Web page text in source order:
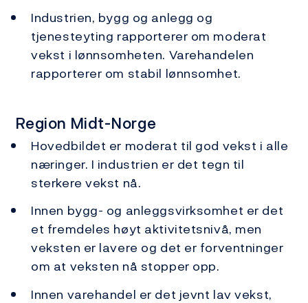
Industrien, bygg og anlegg og
tjenesteyting rapporterer om moderat
vekst i lønnsomheten. Varehandelen
rapporterer om stabil lønnsomhet.
Region Midt-Norge
Hovedbildet er moderat til god vekst i alle
næringer. I industrien er det tegn til
sterkere vekst nå.
Innen bygg- og anleggsvirksomhet er det
et fremdeles høyt aktivitetsnivå, men
veksten er lavere og det er forventninger
om at veksten nå stopper opp.
Innen varehandel er det jevnt lav vekst,